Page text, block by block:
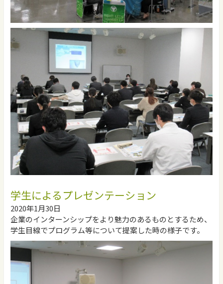
学生によるプレゼンテーション
2020年1月30日
企業のインターンシップをより魅力のあるものとするため、
学生目線でプログラム等について提案した時の様子です。